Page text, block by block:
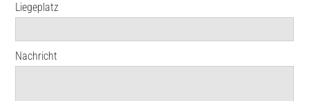
Liegeplatz
Nachricht